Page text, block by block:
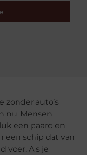
zonder auto’s
nu. Mensen
een paard en
een schip dat van
voer. Als je